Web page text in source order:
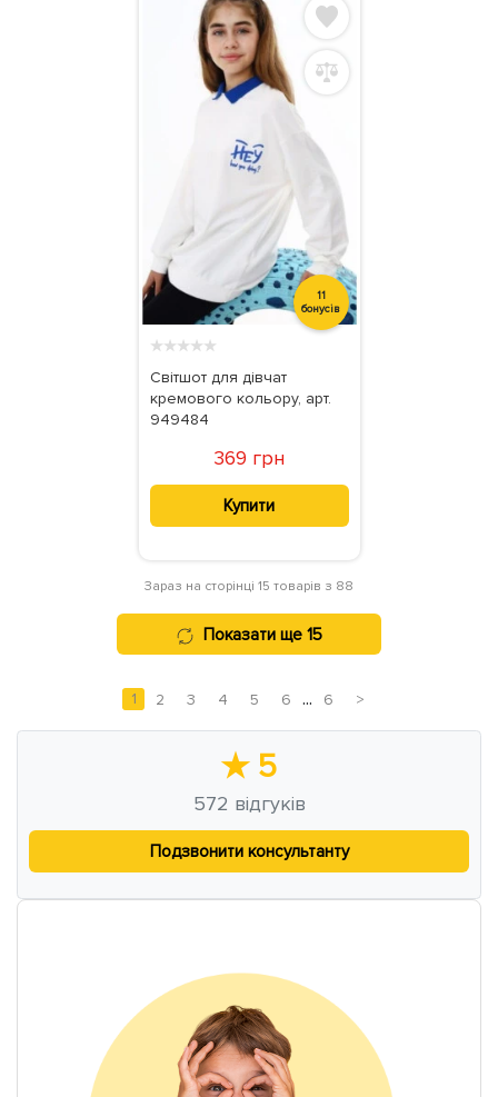
11
бонусів
★★★★★
Світшот для дівчат
кремового кольору, арт.
949484
369 грн
Купити
Зараз на сторінці 15 товарів з 88
Показати ще 15
1 2 3 4 5 6 ... 6 >
★ 5
572 відгуків
Подзвонити консультанту